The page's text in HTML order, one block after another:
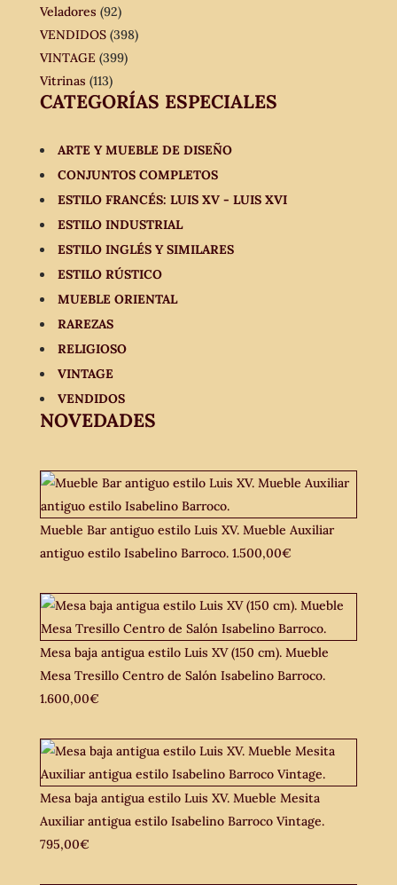
Veladores (92)
VENDIDOS (398)
VINTAGE (399)
Vitrinas (113)
CATEGORÍAS ESPECIALES
ARTE Y MUEBLE DE DISEÑO
CONJUNTOS COMPLETOS
ESTILO FRANCÉS: LUIS XV - LUIS XVI
ESTILO INDUSTRIAL
ESTILO INGLÉS Y SIMILARES
ESTILO RÚSTICO
MUEBLE ORIENTAL
RAREZAS
RELIGIOSO
VINTAGE
VENDIDOS
NOVEDADES
Mueble Bar antiguo estilo Luis XV. Mueble Auxiliar
antiguo estilo Isabelino Barroco. 1.500,00€
Mesa baja antigua estilo Luis XV (150 cm). Mueble
Mesa Tresillo Centro de Salón Isabelino Barroco.
1.600,00€
Mesa baja antigua estilo Luis XV. Mueble Mesita
Auxiliar antigua estilo Isabelino Barroco Vintage.
795,00€